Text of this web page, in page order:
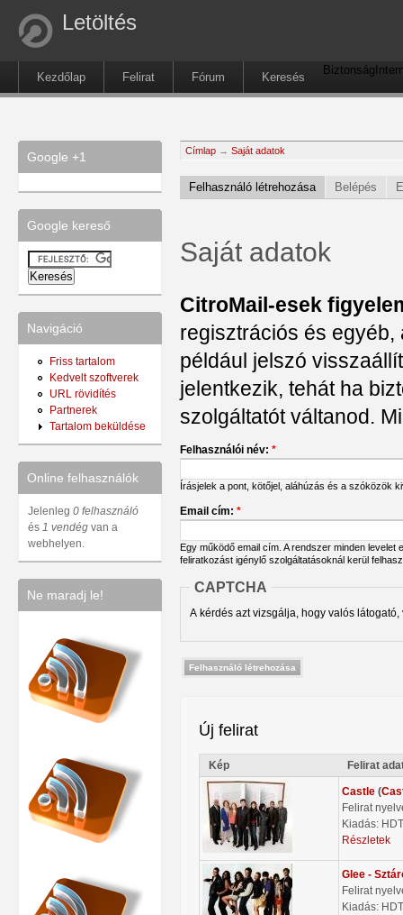
Letöltés
Kezdőlap Felirat Fórum Keresés
Biztonság
Google +1
Google kereső
Navigáció
Friss tartalom
Kedvelt szoftverek
URL rövidítés
Partnerek
Tartalom beküldése
Online felhasználók
Jelenleg 0 felhasználó
és 1 vendég van a
webhelyen.
Ne maradj le!
Címlap → Saját adatok
Felhasználó létrehozása Belépés
Saját adatok
CitroMail-esek
regisztrációs és
például jelszó
jelentkezik, tehát ha
szolgáltatót váltanod.
Felhasználói név: *
Írásjelek a pont, kötőjel, aláhúzás és a szóközök
Email cím: *
Egy működő email cím. A rendszer minden
feliratkozást igénylő szolgáltatásoknál kerül
CAPTCHA
A kérdés azt vizsgálja, hogy valós
Új felirat
Kép Felirat
Castle (
Felirat
Kiadás:
Részletek
Glee -
Felirat
Kiadás: